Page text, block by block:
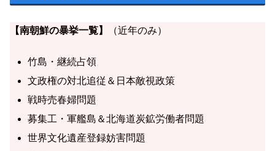
【南朝鮮の暴挙一覧】 （近年のみ）
竹島・継続占領
文政権の対北追従＆日本敵視政策
戦時売春婦問題
募集工・軍艦島＆北海道炭鉱労働者問題
世界文化遺産登録妨害問題